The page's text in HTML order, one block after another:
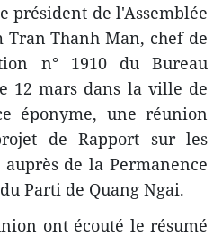
président de l'Assemblée
Thanh Man, chef de
n° 1910 du Bureau
12 mars dans la ville de
éponyme, une réunion
de Rapport sur les
de la Permanence
Parti de Quang Ngai.
ont écouté le résumé